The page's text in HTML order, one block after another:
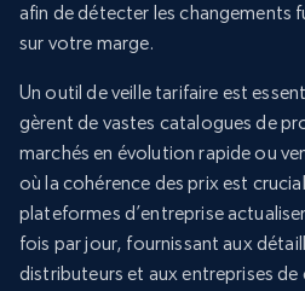
afin de détecter les changements
sur votre marge.
Un outil de veille tarifaire est
gèrent de vastes catalogues de
marchés en évolution rapide ou
où la cohérence des prix est
plateformes d’entreprise
fois par jour, fournissant aux
distributeurs et aux entreprises